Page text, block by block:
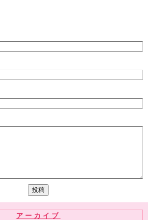
アーカイブ